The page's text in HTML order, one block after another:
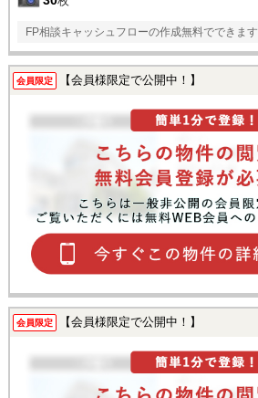
FP相談キャッシュフローの作成無料でできます
会員限定 【会員様限定で公開中！】
会員限定 【会員様限定で公開中！】